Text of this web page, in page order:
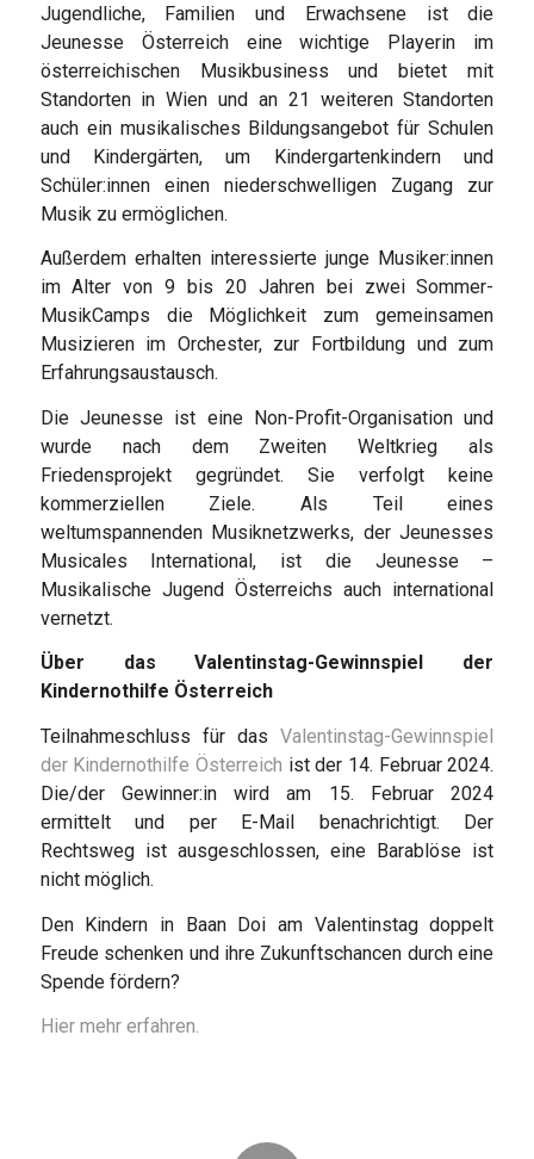
Jugendliche, Familien und Erwachsene ist die
Jeunesse Österreich eine wichtige Playerin im
österreichischen Musikbusiness und bietet mit
Standorten in Wien und an 21 weiteren Standorten
auch ein musikalisches Bildungsangebot für Schulen
und Kindergärten, um Kindergartenkindern und
Schüler:innen einen niederschwelligen Zugang zur
Musik zu ermöglichen.
Außerdem erhalten interessierte junge Musiker:innen
im Alter von 9 bis 20 Jahren bei zwei Sommer-
MusikCamps die Möglichkeit zum gemeinsamen
Musizieren im Orchester, zur Fortbildung und zum
Erfahrungsaustausch.
Die Jeunesse ist eine Non-Profit-Organisation und
wurde nach dem Zweiten Weltkrieg als
Friedensprojekt gegründet. Sie verfolgt keine
kommerziellen Ziele. Als Teil eines
weltumspannenden Musiknetzwerks, der Jeunesses
Musicales International, ist die Jeunesse –
Musikalische Jugend Österreichs auch international
vernetzt.
Über das Valentinstag-Gewinnspiel der
Kindernothilfe Österreich
Teilnahmeschluss für dasValentinstag-Gewinnspiel
der Kindernothilfe Österreich ist der 14. Februar 2024.
Die/der Gewinner:in wird am 15. Februar 2024
ermittelt und per E-Mail benachrichtigt. Der
Rechtsweg ist ausgeschlossen, eine Barablöse ist
nicht möglich.
Den Kindern in Baan Doi am Valentinstag doppelt
Freude schenken und ihre Zukunftschancen durch eine
Spende fördern?
Hier mehr erfahren.